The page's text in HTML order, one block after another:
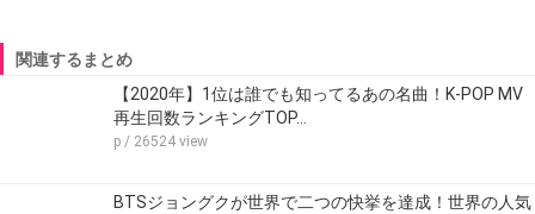
関連するまとめ
【2020年】1位は誰でも知ってるあの名曲！K-POP MV
再生回数ランキングTOP…
p / 26524 view
BTSジョングクが世界で二つの快挙を達成！世界の人気